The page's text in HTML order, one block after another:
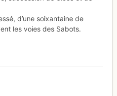
d’une soixantaine de
les voies des Sabots.